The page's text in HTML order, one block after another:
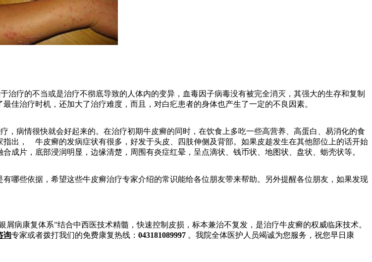
疗的不当或是治疗不彻底导致的人体内的变异，血毒因子病毒没有被完全消灭，其强大的生存和复制
佳治疗时机，还加大了治疗难度，而且，对白疕患者的身体也产生了一定的不良因素。
病情很快就会好起来的。在治疗初期牛皮癣的同时，在饮食上多吃一些高营养、高蛋白、易消化的食
出， 牛皮癣的发病症状有很多，好发于头皮、四肢伸侧及背部。如果皮趁发生在其他部位上的话开始
成片，底部浸润明显，边缘清楚，周围有炎症红晕，呈点滴状、钱币状、地图状、盘状、蛎壳状等。
哪些依据，希望这些牛皮癣治疗专家介绍的常识能给各位朋友带来帮助。另外提醒各位朋友，如果发现
病康复体系”结合中西医技术精髓，快速控制皮损，标本兼治不复发，是治疗牛皮癣的权威临床技术。
询专家或者拨打我们的免费康复热线： 043181089997 。我院全体医护人员竭诚为您服务，祝您早日康